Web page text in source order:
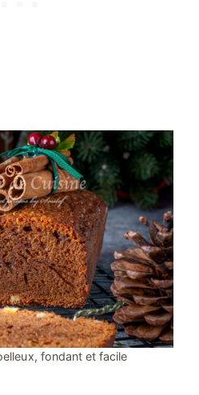
fondant et facile